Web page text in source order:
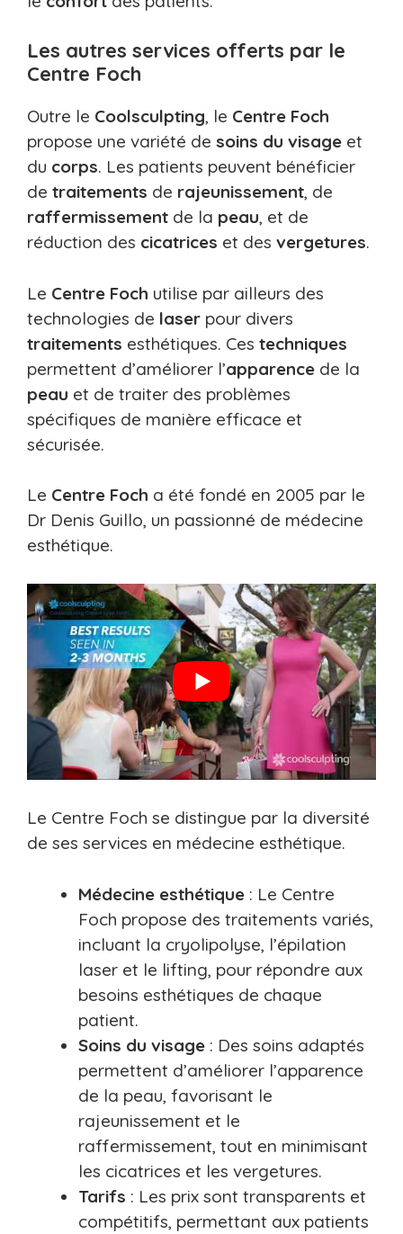
Les autres services offerts par le
Centre Foch
Outre le Coolsculpting, le Centre Foch
propose une variété de soins du visage et
du corps. Les patients peuvent bénéficier
de traitements de rajeunissement, de
raffermissement de la peau, et de
réduction des cicatrices et des vergetures.
Le Centre Foch utilise par ailleurs des
technologies de laser pour divers
traitements esthétiques. Ces techniques
permettent d’améliorer l’apparence de la
peau et de traiter des problèmes
spécifiques de manière efficace et
sécurisée.
Le Centre Foch a été fondé en 2005 par le
Dr Denis Guillo, un passionné de médecine
esthétique.
Le Centre Foch se distingue par la diversité
de ses services en médecine esthétique.
Médecine esthétique : Le Centre
Foch propose des traitements variés,
incluant la cryolipolyse, l’épilation
laser et le lifting, pour répondre aux
besoins esthétiques de chaque
patient.
Soins du visage : Des soins adaptés
permettent d’améliorer l’apparence
de la peau, favorisant le
rajeunissement et le
raffermissement, tout en minimisant
les cicatrices et les vergetures.
Tarifs : Les prix sont transparents et
compétitifs, permettant aux patients